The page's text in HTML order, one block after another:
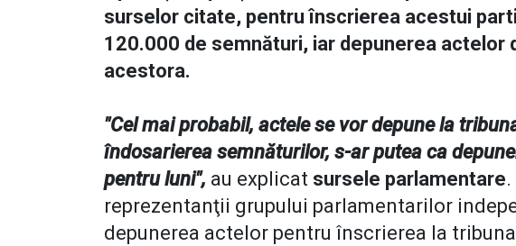
surselor citate, pentru înscrierea acestui
120.000 de semnături, iar depunerea actelor
acestora.
"Cel mai probabil, actele se vor depune la
îndosarierea semnăturilor, s-ar putea ca
pentru luni", au explicat sursele parlamentare
reprezentanţii grupului parlamentarilor
depunerea actelor pentru înscrierea la